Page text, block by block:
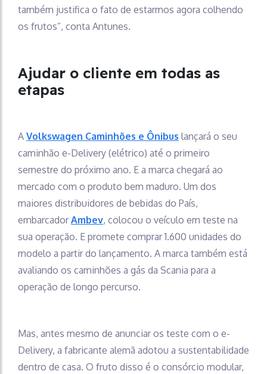
também justifica o fato de estarmos agora colhendo
os frutos”, conta Antunes.
Ajudar o cliente em todas as
etapas
A Volkswagen Caminhões e Ônibus lançará o seu
caminhão e-Delivery (elétrico) até o primeiro
semestre do próximo ano. E a marca chegará ao
mercado com o produto bem maduro. Um dos
maiores distribuidores de bebidas do País,
embarcadorAmbev, colocou o veículo em teste na
sua operação. E promete comprar 1.600 unidades do
modelo a partir do lançamento. A marca também está
avaliando os caminhões a gás da Scania para a
operação de longo percurso.
Mas, antes mesmo de anunciar os teste com o e-
Delivery, a fabricante alemã adotou a sustentabilidade
dentro de casa. O fruto disso é o consórcio modular,